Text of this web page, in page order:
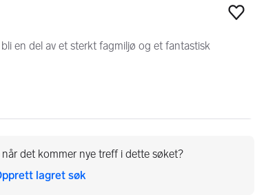
en del av et sterkt fagmiljø og et fantastisk
det kommer nye treff i dette søket?
lagret søk